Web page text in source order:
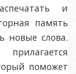
и
память
новые слова.
поможет